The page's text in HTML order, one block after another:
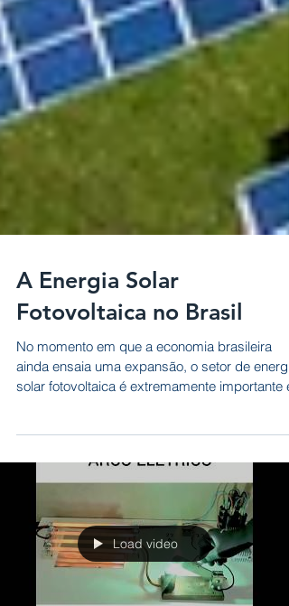
A Energia Solar
Fotovoltaica no Brasil
No momento em que a economia brasileira
Load video